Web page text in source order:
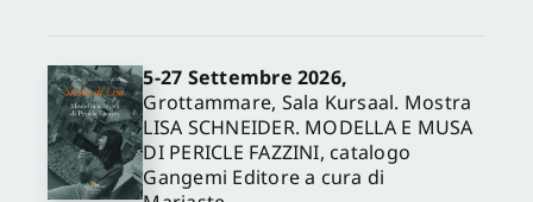
5-27 Settembre 2026,
Grottammare, Sala Kursaal. Mostra
LISA SCHNEIDER. MODELLA E MUSA
DI PERICLE FAZZINI, catalogo
Gangemi Editore a cura di